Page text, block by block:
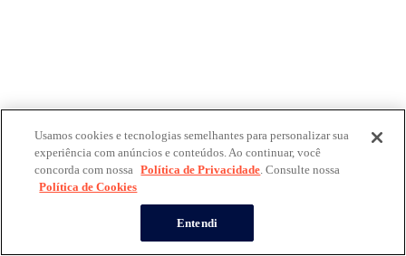
Usamos cookies e tecnologias semelhantes para personalizar sua
experiência com anúncios e conteúdos. Ao continuar, você
concorda com nossa Política de Privacidade. Consulte nossa
Política de Cookies
Entendi